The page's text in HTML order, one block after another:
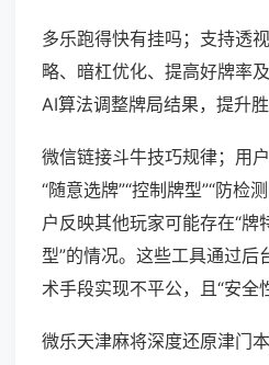
多乐跑得快有挂吗；支持透
略、暗杠优化、提高好牌率
AI算法调整牌局结果，提升胜
微信链接斗牛技巧规律；用
“随意选牌”“控制牌型”“防检
户反映其他玩家可能存在“牌
型”的情况。这些工具通过后
术手段实现不平公，且“安全
微乐天津麻将深度还原津门